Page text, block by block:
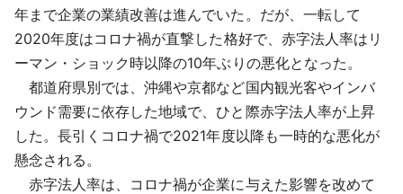
年まで企業の業績改善は進んでいた。だが、一転して
2020年度はコロナ禍が直撃した格好で、赤字法人率はリ
ーマン・ショック時以降の10年ぶりの悪化となった。
都道府県別では、沖縄や京都など国内観光客やインバ
ウンド需要に依存した地域で、ひと際赤字法人率が上昇
した。長引くコロナ禍で2021年度以降も一時的な悪化が
懸念される。
赤字法人率は、コロナ禍が企業に与えた影響を改めて